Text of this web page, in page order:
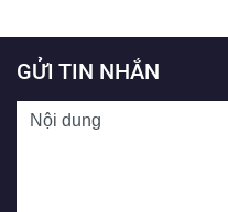
GỬI TIN NHẮN